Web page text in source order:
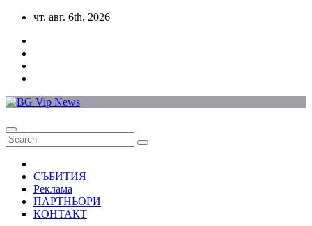
Skip
content
чт. авг. 6th, 2026
СЪБИТИЯ
Реклама
ПАРТНЬОРИ
КОНТАКТ